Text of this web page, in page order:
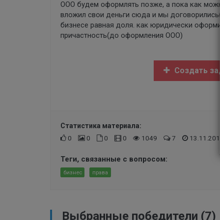
ООО будем оформлять позже, а пока как
вложил свои деньги сюда и мы
бизнесе равная доля. как юридически
причастность(до оформления ООО)
Создать
Статистика материала:
0
0 0 0 1049 7
Теги, связанные с вопросом:
бизнес права
Выбранные победители (7)